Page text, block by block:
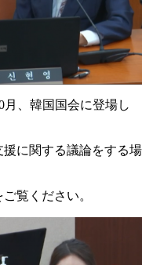
月、韓国国会に登場し
に関する議論をする場
覧ください。